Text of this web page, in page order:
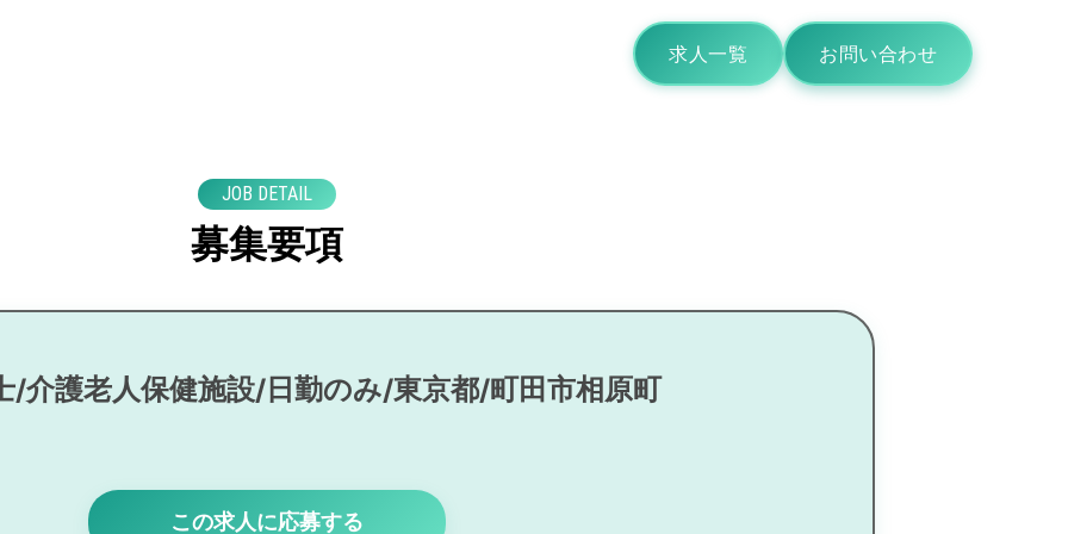
求人一覧 お問い合わせ
JOB DETAIL
募集要項
/介護老人保健施設/日勤のみ/東京都/町田市相原町
この求人に応募する